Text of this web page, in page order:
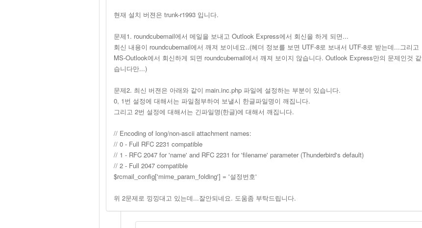
현재 설치 버젼은 trunk-r1993 입니다.
문제1. roundcubemail에서 메일을 보내고 Outlook Express에서 회신을 하게 되면...
회신 내용이 roundcubemail에서 깨져 보이네요..(헤더 정보를 보면 UTF-8로 보내서 UTF-8로 받는데...그리고
MS-Outlook에서 회신하게 되면 roundcubemail에서 깨져 보이지 않습니다. Outlook Express만의 문제인것 같
습니다만...)
문제2. 최신 버젼은 아래와 같이 main.inc.php 파일에 설정하는 부분이 있습니다.
0, 1번 설정에 대해서는 파일첨부하여 보낼시 한글파일명이 깨집니다.
그리고 2번 설정에 대해서는 긴파일명(한글)에 대해서 깨집니다.
// Encoding of long/non-ascii attachment names:
// 0 - Full RFC 2231 compatible
// 1 - RFC 2047 for 'name' and RFC 2231 for 'filename' parameter (Thunderbird's default)
// 2 - Full 2047 compatible
$rcmail_config['mime_param_folding'] = '설정번호'
위 2문제로 낑낑대고 있는데...잘안되네요. 도움좀 부탁드립니다.